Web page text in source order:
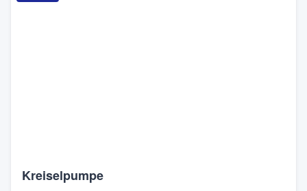
Kreiselpumpe